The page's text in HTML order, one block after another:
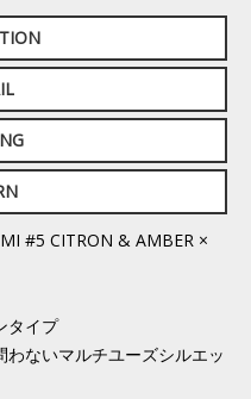
#5 CITRON & AMBER ×
タイプ
ないマルチユーズシルエッ